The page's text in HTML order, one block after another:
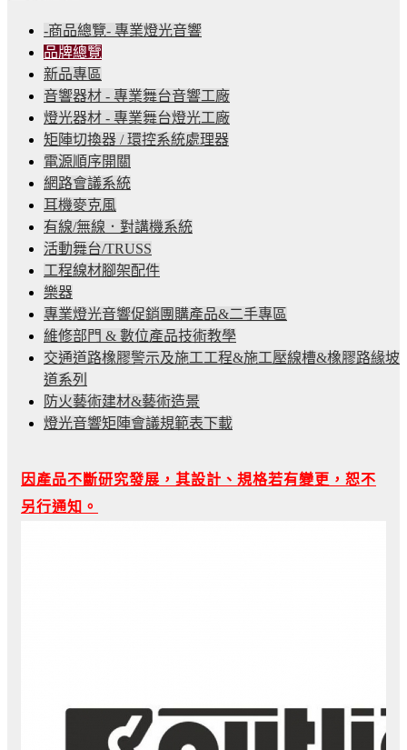
-商品總覽- 專業燈光音響
品牌總覽
新品專區
音響器材 - 專業舞台音響工廠
燈光器材 - 專業舞台燈光工廠
矩陣切換器 / 環控系統處理器
電源順序開關
網路會議系統
耳機麥克風
有線/無線．對講機系統
活動舞台/TRUSS
工程線材腳架配件
樂器
專業燈光音響促銷團購產品&二手專區
維修部門 & 數位產品技術教學
交通道路橡膠警示及施工工程&施工壓線槽&橡膠路緣坡
道系列
防火藝術建材&藝術造景
燈光音響矩陣會議規範表下載
因產品不斷研究發展，其設計、規格若有變更，恕不
另行通知。